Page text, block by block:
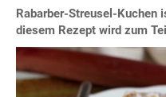
Rabarber-Streusel-Kuchen
diesem Rezept wird zum